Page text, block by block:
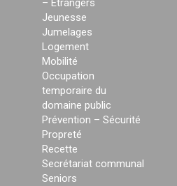
– Etrangers
Jeunesse
Jumelages
Logement
Mobilité
Occupation
temporaire du
domaine public
Prévention – Sécurité
Propreté
Recette
Secrétariat communal
Seniors